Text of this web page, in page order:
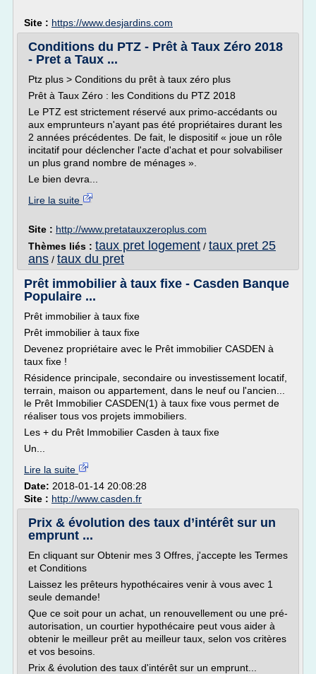
Site : https://www.desjardins.com
Conditions du PTZ - Prêt à Taux Zéro 2018
- Pret a Taux ...
Ptz plus > Conditions du prêt à taux zéro plus
Prêt à Taux Zéro : les Conditions du PTZ 2018
Le PTZ est strictement réservé aux primo-accédants ou
aux emprunteurs n'ayant pas été propriétaires durant les
2 années précédentes. De fait, le dispositif « joue un rôle
incitatif pour déclencher l'acte d'achat et pour solvabiliser
un plus grand nombre de ménages ».
Le bien devra...
Lire la suite
Site : http://www.pretatauxzeroplus.com
Thèmes liés : taux pret logement / taux pret 25
ans / taux du pret
Prêt immobilier à taux fixe - Casden Banque
Populaire ...
Prêt immobilier à taux fixe
Prêt immobilier à taux fixe
Devenez propriétaire avec le Prêt immobilier CASDEN à
taux fixe !
Résidence principale, secondaire ou investissement locatif,
terrain, maison ou appartement, dans le neuf ou l'ancien...
le Prêt Immobilier CASDEN(1) à taux fixe vous permet de
réaliser tous vos projets immobiliers.
Les + du Prêt Immobilier Casden à taux fixe
Un...
Lire la suite
Date: 2018-01-14 20:08:28
Site : http://www.casden.fr
Prix & évolution des taux d’intérêt sur un
emprunt ...
En cliquant sur Obtenir mes 3 Offres, j'accepte les Termes
et Conditions
Laissez les prêteurs hypothécaires venir à vous avec 1
seule demande!
Que ce soit pour un achat, un renouvellement ou une pré-
autorisation, un courtier hypothécaire peut vous aider à
obtenir le meilleur prêt au meilleur taux, selon vos critères
et vos besoins.
Prix & évolution des taux d'intérêt sur un emprunt...